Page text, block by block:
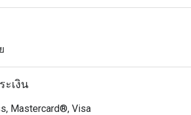
ะเงิน
Mastercard®, Visa